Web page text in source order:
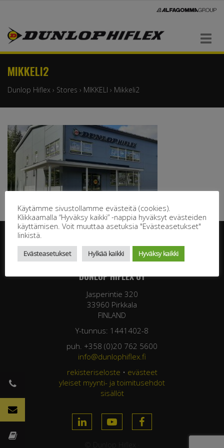
Navigaatio
MIKKELI2
Dunlop Hiflex › Stores › MIKKELI › Mikkeli2
DUNLOP HIFLEX OY
Jasperintie 320
33960 Pirkkala
FINLAND
Y-tunnus: 1441402-8
puh. +358 (0)20 762 5600
info@dunlophiflex.fi
rekisteriseloste • evästeet
yleiset myynti- ja toimitusehdot
sisällöt
Käytämme sivustollamme evästeitä (cookies).
Klikkaamalla “Hyväksy kaikki” -nappia hyväksyt evästeiden
käyttämisen. Voit muuttaa asetuksia "Evästeasetukset"
linkistä.
Evästeasetukset Hylkää kaikki Hyväksy kaikki